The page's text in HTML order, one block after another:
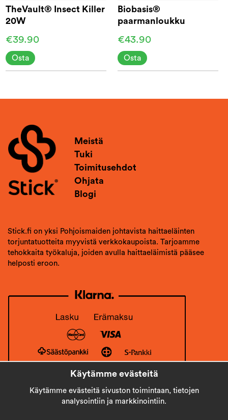
TheVault® Insect Killer
20W
€39.90
Osta
Biobasis®
paarmanloukku
€43.90
Osta
Meistä
Tuki
Toimitusehdot
Ohjata
Blogi
Stick.fi on yksi Pohjoismaiden johtavista haittaeläinten
torjuntatuotteita myyvistä verkkokaupoista. Tarjoamme
tehokkaita työkaluja, joiden avulla haittaeläimistä pääsee
helposti eroon.
Käytämme evästeitä
Käytämme evästeitä sivuston toimintaan, tietojen
analysointiin ja markkinointiin.